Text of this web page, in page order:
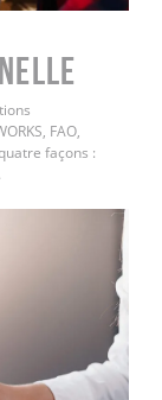
FAO,
façons :